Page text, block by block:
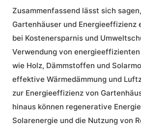
Zusammenfassend lässt sich
Gartenhäuser und Energieeffizienz
bei Kostenersparnis und
Verwendung von
wie Holz, Dämmstoffen und
effektive Wärmedämmung und
zur Energieeffizienz von
hinaus können regenerative
Solarenergie und die Nutzung von